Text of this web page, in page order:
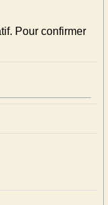
Pour confirmer